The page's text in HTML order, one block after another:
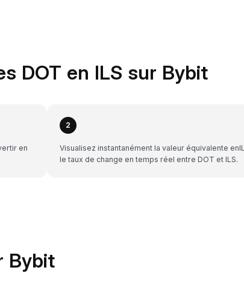
DOT en ILS sur Bybit
en
2
Visualisez instantanément la valeur équivalente
le taux de change en temps réel entre DOT et ILS.
Bybit